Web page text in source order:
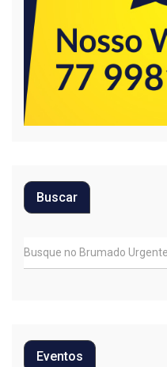
Buscar
Eventos